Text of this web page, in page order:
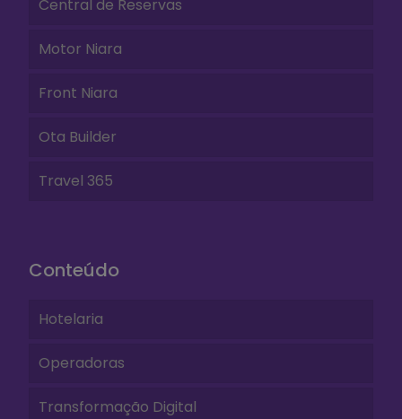
Central de Reservas
Motor Niara
Front Niara
Ota Builder
Travel 365
Conteúdo
Hotelaria
Operadoras
Transformação Digital